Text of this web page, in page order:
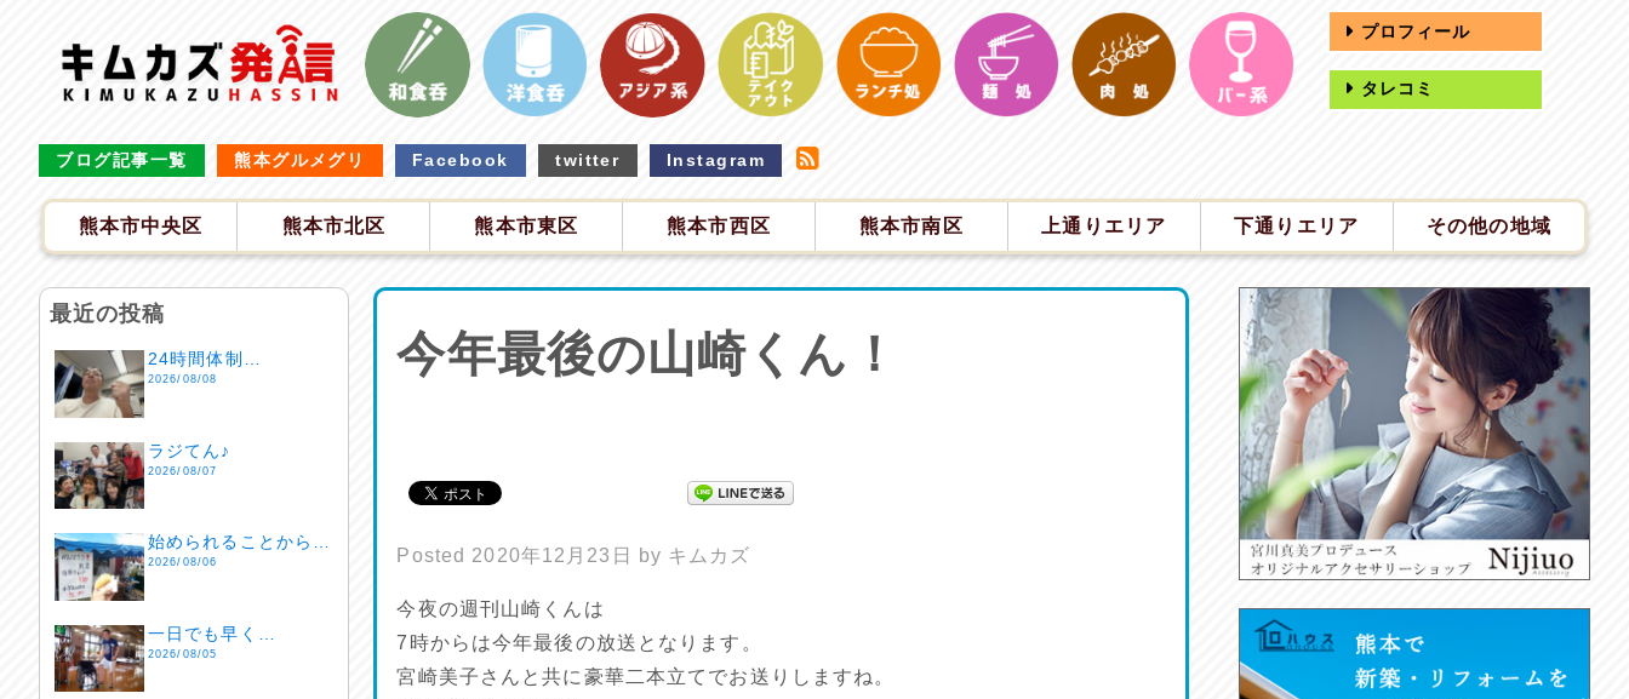
プロフィール
タレコミ
ブログ記事一覧 熊本グルメグリ Facebook twitter Instagram
熊本市中央区 熊本市北区 熊本市東区 熊本市西区 熊本市南区 上通りエリア 下通りエリア その他の地域
今年最後の山崎くん！
Posted 2020年12月23日 by キムカズ
今夜の週刊山崎くんは
7時からは今年最後の放送となります。
宮崎美子さんと共に豪華二本立てでお送りしますね。
最近の投稿
24時間体制…
2026/08/08
ラジてん♪
2026/08/07
始められることから…
2026/08/06
一日でも早く…
2026/08/05